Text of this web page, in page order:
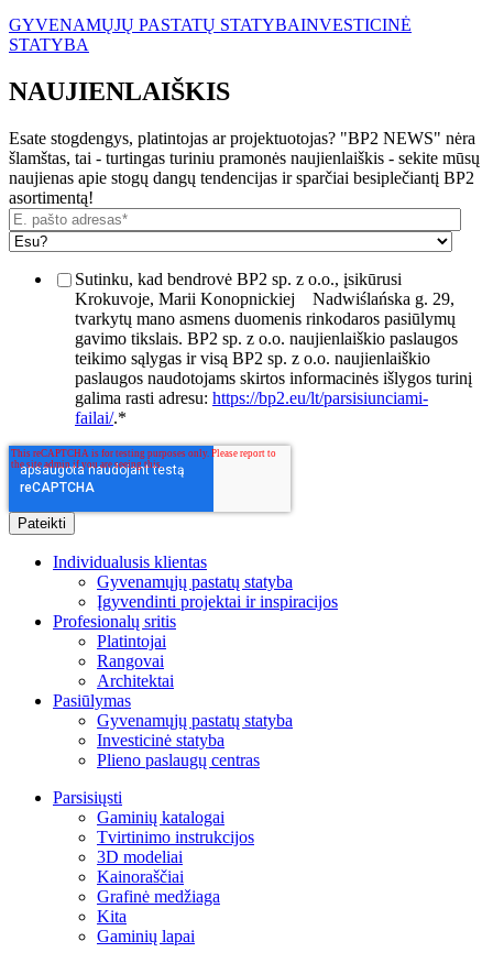
GYVENAMŲJŲ PASTATŲ STATYBAINVESTICINĖ
STATYBA
NAUJIENLAIŠKIS
Esate stogdengys, platintojas ar projektuotojas? "BP2 NEWS" nėra
šlamštas, tai - turtingas turiniu pramonės naujienlaiškis - sekite mūsų
naujienas apie stogų dangų tendencijas ir sparčiai besiplečiantį BP2
asortimentą!
Sutinku, kad bendrovė BP2 sp. z o.o., įsikūrusi
Krokuvoje, Marii Konopnickiej
Nadwiślańska g. 29,
tvarkytų mano asmens duomenis rinkodaros pasiūlymų
gavimo tikslais. BP2 sp. z o.o. naujienlaiškio paslaugos
teikimo sąlygas ir visą BP2 sp. z o.o. naujienlaiškio
paslaugos naudotojams skirtos informacinės išlygos turinį
galima rasti adresu: https://bp2.eu/lt/parsisiunciami-
failai/.*
Individualusis klientas
Gyvenamųjų pastatų statyba
Įgyvendinti projektai ir inspiracijos
Profesionalų sritis
Platintojai
Rangovai
Architektai
Pasiūlymas
Gyvenamųjų pastatų statyba
Investicinė statyba
Plieno paslaugų centras
Parsisiųsti
Gaminių katalogai
Tvirtinimo instrukcijos
3D modeliai
Kainoraščiai
Grafinė medžiaga
Kita
Gaminių lapai